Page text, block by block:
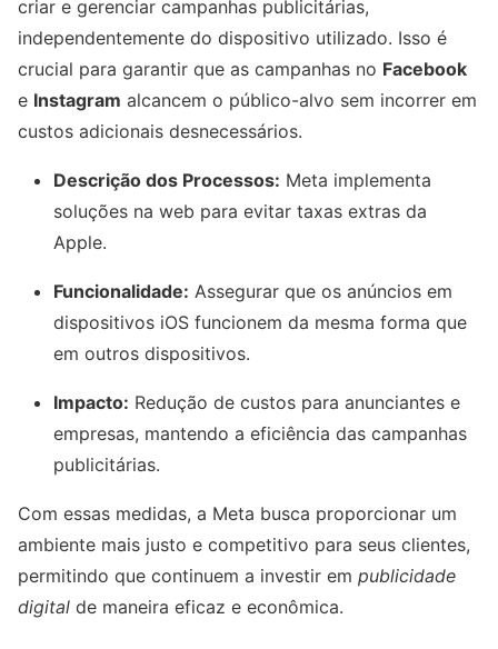
criar e gerenciar campanhas publicitárias,
independentemente do dispositivo utilizado. Isso é
crucial para garantir que as campanhas no Facebook
e Instagram alcancem o público-alvo sem incorrer em
custos adicionais desnecessários.
Descrição dos Processos: Meta implementa
soluções na web para evitar taxas extras da
Apple.
Funcionalidade: Assegurar que os anúncios em
dispositivos iOS funcionem da mesma forma que
em outros dispositivos.
Impacto: Redução de custos para anunciantes e
empresas, mantendo a eficiência das campanhas
publicitárias.
Com essas medidas, a Meta busca proporcionar um
ambiente mais justo e competitivo para seus clientes,
permitindo que continuem a investir em publicidade
digital de maneira eficaz e econômica.